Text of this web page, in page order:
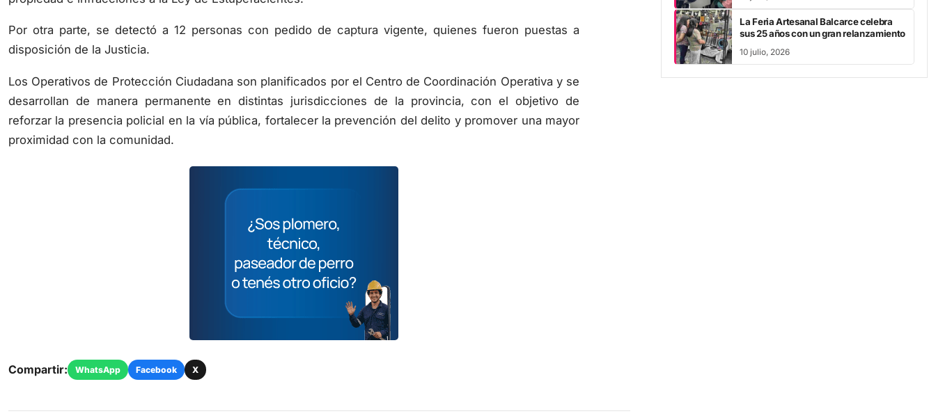
disposición de la Justicia.
desarrollan de manera permanente en distintas jurisdicciones de la provincia, con el objetivo de
reforzar la presencia policial en la vía pública, fortalecer la prevención del delito y promover una mayor
proximidad con la comunidad.
La Feria Artesanal Balcarce celebra
sus 25 años con un gran relanzamiento
10 julio, 2026